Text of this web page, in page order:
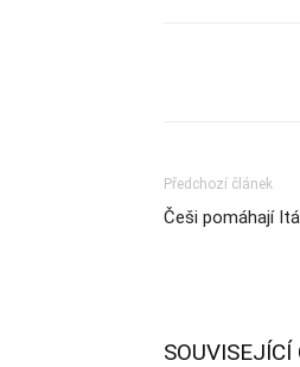
Předchozí článek
Češi pomáhají